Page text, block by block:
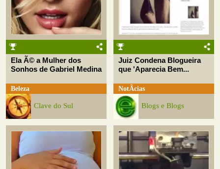
Ela Ã© a Mulher dos
Sonhos de Gabriel Medina
Beleza
Clave do Sul
Juiz Condena Blogueira
que 'Aparecia Bem...
NotÃ­cias
Blogs e Blogs